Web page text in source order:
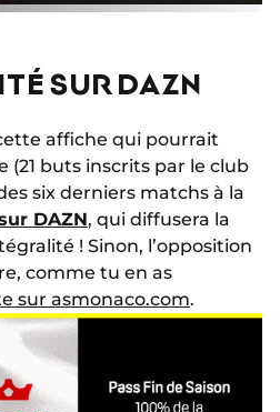
SUR DAZN
affiche qui pourrait
(21 buts inscrits par le club
six derniers matchs à la
DAZN, qui diffusera la
! Sinon, l’opposition
comme tu en as
sur asmonaco.com.